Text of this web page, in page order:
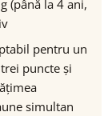
(până la 4 ani,
pentru un
puncte și
simultan